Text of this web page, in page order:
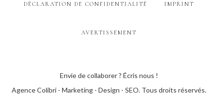
DÉCLARATION DE CONFIDENTIALITÉ IMPRINT
AVERTISSEMENT
Envie de collaborer ? Écris nous !
Agence Colibri - Marketing - Design - SEO. Tous droits réservés.